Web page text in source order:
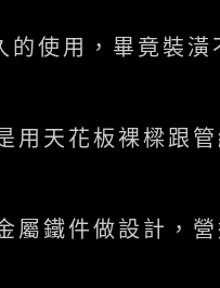
使用，畢竟裝
用天花板裸樑跟
鐵件做設計，